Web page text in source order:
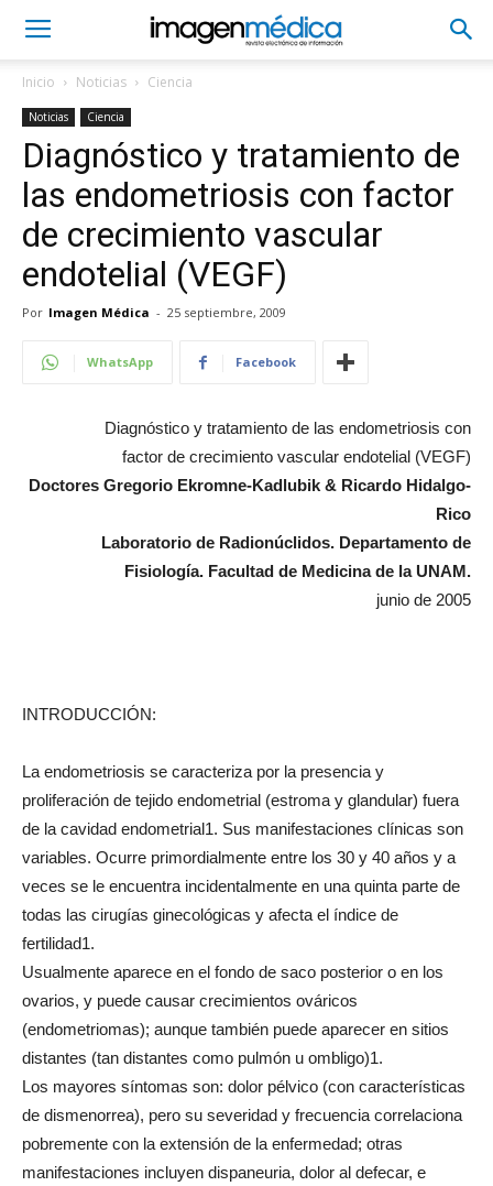
Inicio Noticias Ciencia
Noticias Ciencia
Diagnóstico y tratamiento de
las endometriosis con factor
de crecimiento vascular
endotelial (VEGF)
Por Imagen Médica - 25 septiembre, 2009
WhatsApp Facebook
Diagnóstico y tratamiento de las endometriosis con
factor de crecimiento vascular endotelial (VEGF)
Doctores Gregorio Ekromne-Kadlubik & Ricardo Hidalgo-
Rico
Laboratorio de Radionúclidos. Departamento de
Fisiología. Facultad de Medicina de la UNAM.
junio de 2005
INTRODUCCIÓN:
La endometriosis se caracteriza por la presencia y
proliferación de tejido endometrial (estroma y glandular) fuera
de la cavidad endometrial1. Sus manifestaciones clínicas son
variables. Ocurre primordialmente entre los 30 y 40 años y a
veces se le encuentra incidentalmente en una quinta parte de
todas las cirugías ginecológicas y afecta el índice de
fertilidad1.
Usualmente aparece en el fondo de saco posterior o en los
ovarios, y puede causar crecimientos ováricos
(endometriomas); aunque también puede aparecer en sitios
distantes (tan distantes como pulmón u ombligo)1.
Los mayores síntomas son: dolor pélvico (con características
de dismenorrea), pero su severidad y frecuencia correlaciona
pobremente con la extensión de la enfermedad; otras
manifestaciones incluyen dispaneuria, dolor al defecar, e